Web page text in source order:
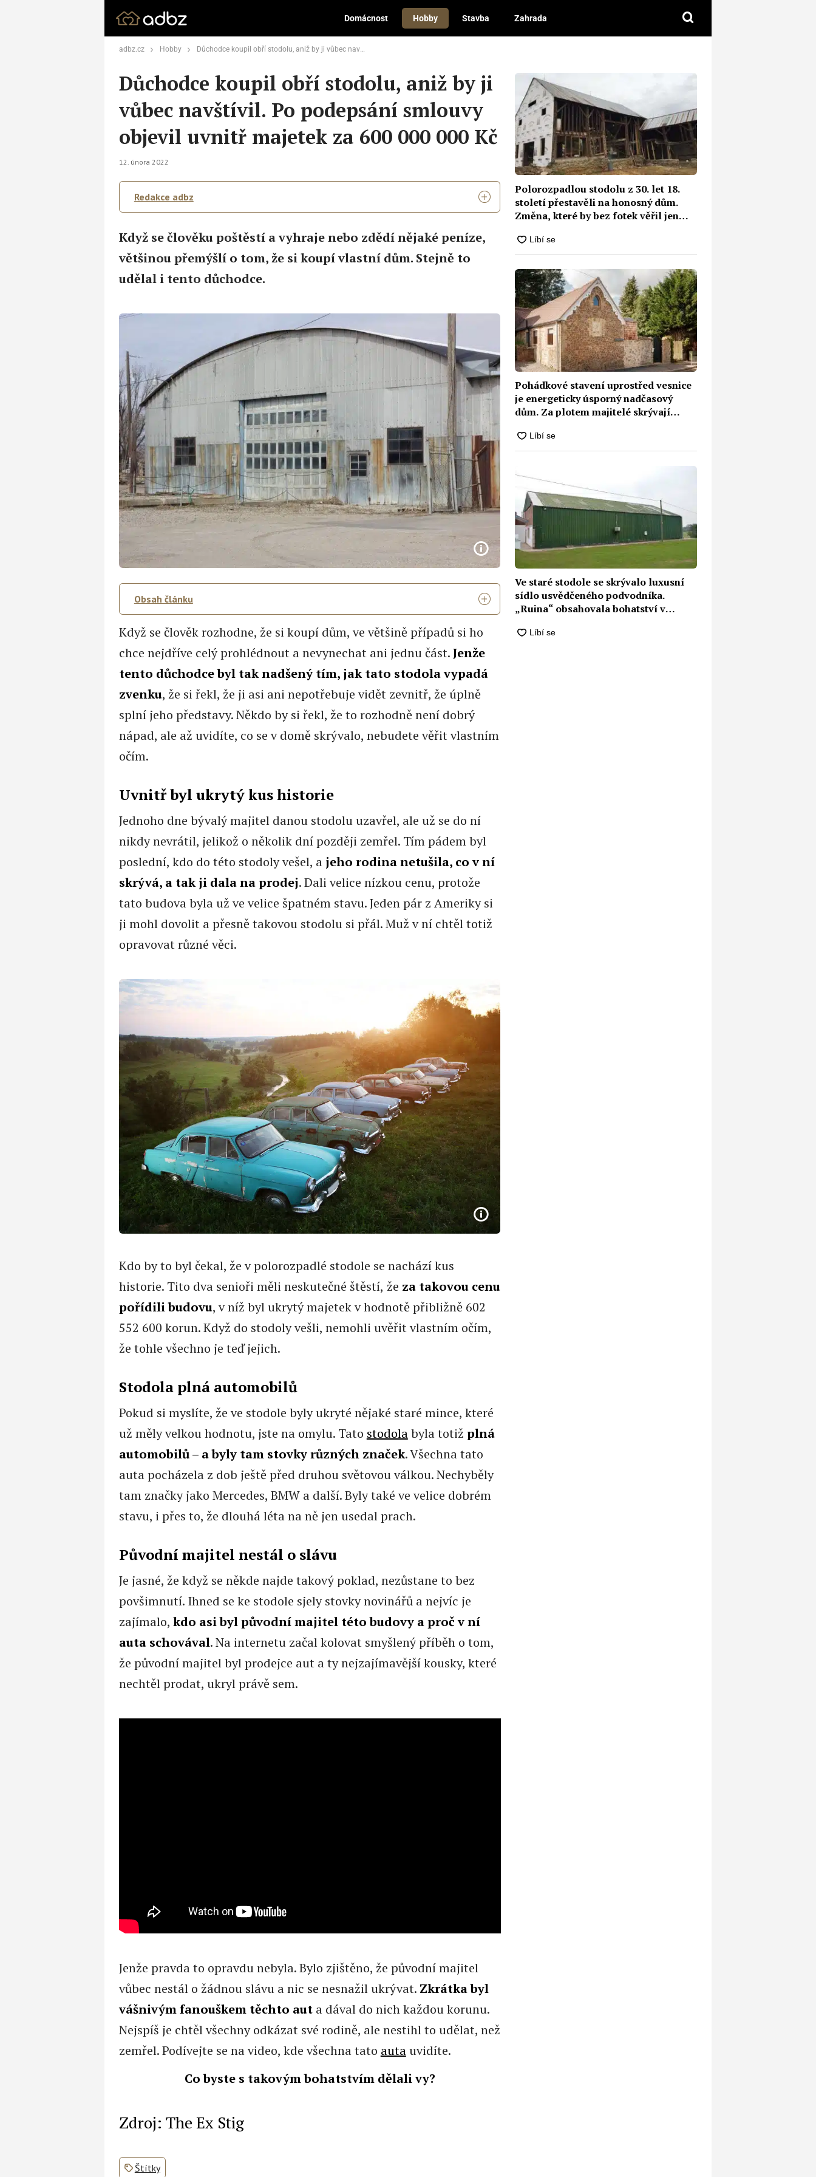
Domácnost Hobby Stavba Zahrada
adbz.cz Hobby Důchodce koupil obří stodolu, aniž by ji vůbec navštívil. Po podepsání smlouvy objevil uvnitř majetek za 600 000 000 Kč
Důchodce koupil obří stodolu, aniž by ji
vůbec navštívil. Po podepsání smlouvy
objevil uvnitř majetek za 600 000 000 Kč
12. února 2022
Redakce adbz
Když se člověku poštěstí a vyhraje nebo zdědí nějaké peníze,
většinou přemýšlí o tom, že si koupí vlastní dům. Stejně to
udělal i tento důchodce.
Obsah článku
Když se člověk rozhodne, že si koupí dům, ve většině případů si ho
chce nejdříve celý prohlédnout a nevynechat ani jednu část.Jenže
tento důchodce byl tak nadšený tím, jak tato stodola vypadá
zvenku, že si řekl, že ji asi ani nepotřebuje vidět zevnitř, že úplně
splní jeho představy. Někdo by si řekl, že to rozhodně není dobrý
nápad, ale až uvidíte, co se v domě skrývalo, nebudete věřit vlastním
očím.
Uvnitř byl ukrytý kus historie
Jednoho dne bývalý majitel danou stodolu uzavřel, ale už se do ní
nikdy nevrátil, jelikož o několik dní později zemřel. Tím pádem byl
poslední, kdo do této stodoly vešel, a jeho rodina netušila, co v ní
skrývá, a tak ji dala na prodej. Dali velice nízkou cenu, protože
tato budova byla už ve velice špatném stavu. Jeden pár z Ameriky si
ji mohl dovolit a přesně takovou stodolu si přál. Muž v ní chtěl totiž
opravovat různé věci.
Kdo by to byl čekal, že v polorozpadlé stodole se nachází kus
historie. Tito dva senioři měli neskutečné štěstí, že za takovou cenu
pořídili budovu, v níž byl ukrytý majetek v hodnotě přibližně 602
552 600 korun. Když do stodoly vešli, nemohli uvěřit vlastním očím,
že tohle všechno je teď jejich.
Stodola plná automobilů
Pokud si myslíte, že ve stodole byly ukryté nějaké staré mince, které
už měly velkou hodnotu, jste na omylu. Tato stodolabyla totiž plná
automobilů – a byly tam stovky různých značek. Všechna tato
auta pocházela z dob ještě před druhou světovou válkou. Nechyběly
tam značky jako Mercedes, BMW a další. Byly také ve velice dobrém
stavu, i přes to, že dlouhá léta na ně jen usedal prach.
Původní majitel nestál o slávu
Je jasné, že když se někde najde takový poklad, nezůstane to bez
povšimnutí. Ihned se ke stodole sjely stovky novinářů a nejvíc je
zajímalo, kdo asi byl původní majitel této budovy a proč v ní
auta schovával. Na internetu začal kolovat smyšlený příběh o tom,
že původní majitel byl prodejce aut a ty nejzajímavější kousky, které
nechtěl prodat, ukryl právě sem.
Jenže pravda to opravdu nebyla. Bylo zjištěno, že původní majitel
vůbec nestál o žádnou slávu a nic se nesnažil ukrývat. Zkrátka byl
vášnivým fanouškem těchto auta dával do nich každou korunu.
Nejspíš je chtěl všechny odkázat své rodině, ale nestihl to udělat, než
zemřel. Podívejte se na video, kde všechna tato autauvidíte.
Co byste s takovým bohatstvím dělali vy?
Zdroj: The Ex Stig
Štítky
Polorozpadlou stodolu z 30. let 18.
století přestavěli na honosný dům.
Změna, které by bez fotek věřil jen
Pohádkové stavení uprostřed vesnice
je energeticky úsporný nadčasový
dům. Za plotem majitelé skrývají
Ve staré stodole se skrývalo luxusní
sídlo usvědčeného podvodníka.
„Ruina“ obsahovala bohatství v